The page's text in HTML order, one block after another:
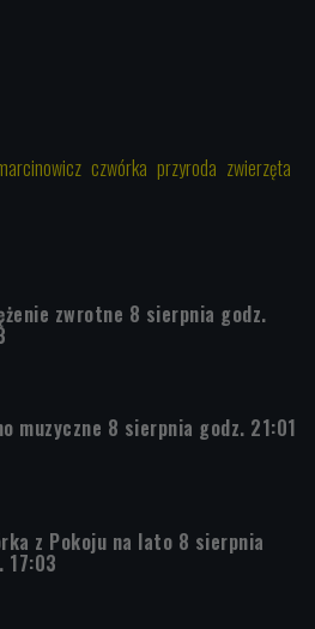
czwórka przyroda zwierzęta
zwrotne 8 sierpnia godz.
muzyczne 8 sierpnia godz. 21:01
z Pokoju na lato 8 sierpnia
17:03